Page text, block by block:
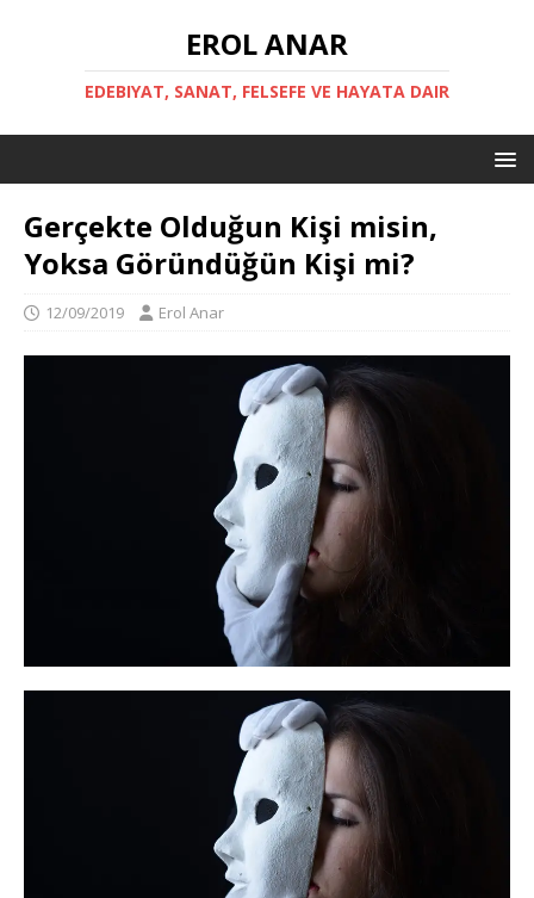
EROL ANAR
EDEBIYAT, SANAT, FELSEFE VE HAYATA DAIR
Gerçekte Olduğun Kişi misin,
Yoksa Göründüğün Kişi mi?
12/09/2019 Erol Anar